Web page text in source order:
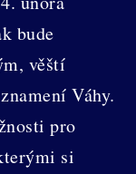
bude
věští
Váhy.
pro
si